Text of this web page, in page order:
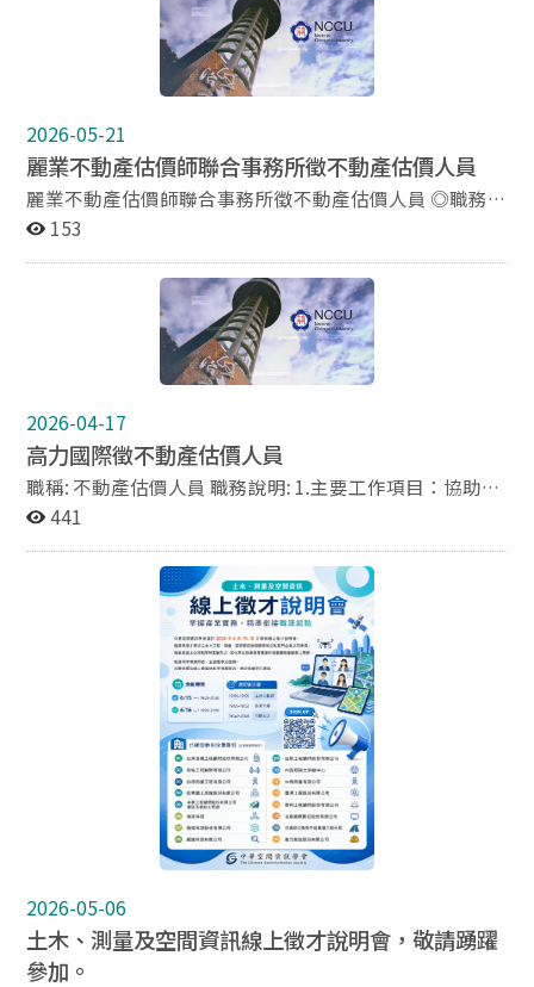
規研析與土地效益評估為 核心，是進入核心不動產決策的
心能力：具備視讀地籍圖、土地登記謄本之能力； 熟練使
用 Excel（財務公式計算）與 PPT 簡報製作。 特質需求：
對條文法規具備高度耐心、細心度高、邏輯清晰。 【福利
制度】 年終獎金、專案績效獎金 / 完善的導師帶領制度
2026-05-21
麗業不動產估價師聯合事務所徵不動產估價人員
麗業不動產估價師聯合事務所徵不動產估價人員 ◎職務名
稱：不動產估價人員1~2名 ◎工作內容： 1.不動產估價報
新進人員由資深估價主管進行3個月1對1專業訓練 ◎應徵
實務工作經驗者優先錄用 4.備汽、機車駕照 ◎工作時間：
薪資達40,000元以上（薪資浮動因個人資歷及績效獎金而
定） ◎員工福利：勞保、健保、勞退金、團保、三節獎
金、慶生聚餐、員工旅遊 ◎事務所地址：臺北市中山區長
安東路一段18號6樓601室 ◎事務所簡介：詳見公司網頁
https://www.104.com.tw/company/mdzlpg8?
jobsource=m_index_s_ac 以上應徵者合者約談，不合者
153
2026-04-17
高力國際徵不動產估價人員
職稱: 不動產估價人員 職務說明: 1.主要工作項目：協助不
動產價格評估、市場調查等工作。 2.工作內容包括： 不動
製必要之照片。撰寫及製作不動產估價報告書(訪查、市
調、比較、分析等不動產價值評估工作)。協助估價師準
備審議會相關資料與簡報製作 ，其他與部門相關工作指
以上 5.上班地點: 台北市信義區松仁路89號7樓 6.工作條
等、說:中等、讀:中等、寫:中等) 擅長工具: Excel Outlook
PowerPoint Word 工作技能:不動產分析與資料蒐集、不
動產估價與實務應用、市場調查資料分析與報告撰寫 應徵
方式:https://www.104.com.tw/job/6yr1z?
jobsource=vipshare&utm_source=vip&utm_medium=
441
2026-05-06
土木、測量及空間資訊線上徵才說明會，敬請踴躍
參加。